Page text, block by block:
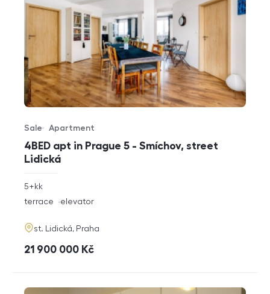
4BED apt in Prague 5 - Smíchov, street
Lidická
Offer type
Sale
Property type
Apartment
rozměry
5+kk
funkce
terrace elevator
adresa
st. Lidická, Praha
cena
21 900 000 Kč